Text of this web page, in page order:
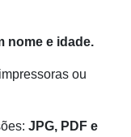
nome e idade.
ou
JPG, PDF e